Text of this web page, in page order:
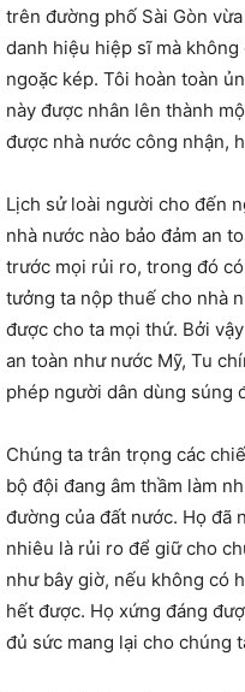
trên đường phố Sài Gòn
danh hiệu hiệp sĩ mà
ngoặc kép. Tôi hoàn toàn
này được nhân lên thành
được nhà nước công nhận,
Lịch sử loài người cho đến
nhà nước nào bảo đảm an
trước mọi rủi ro, trong đó
tưởng ta nộp thuế cho nhà
được cho ta mọi thứ. Bởi
an toàn như nước Mỹ, Tu
phép người dân dùng súng
Chúng ta trân trọng các
bộ đội đang âm thầm làm
đường của đất nước. Họ đã
nhiêu là rủi ro để giữ cho
như bây giờ, nếu không có
hết được. Họ xứng đáng
đủ sức mang lại cho chúng